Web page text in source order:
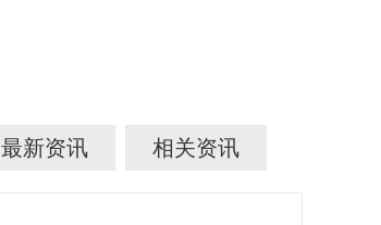
最新资讯 相关资讯